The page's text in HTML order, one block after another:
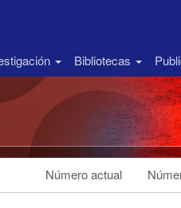
Bibliotecas
Número actual